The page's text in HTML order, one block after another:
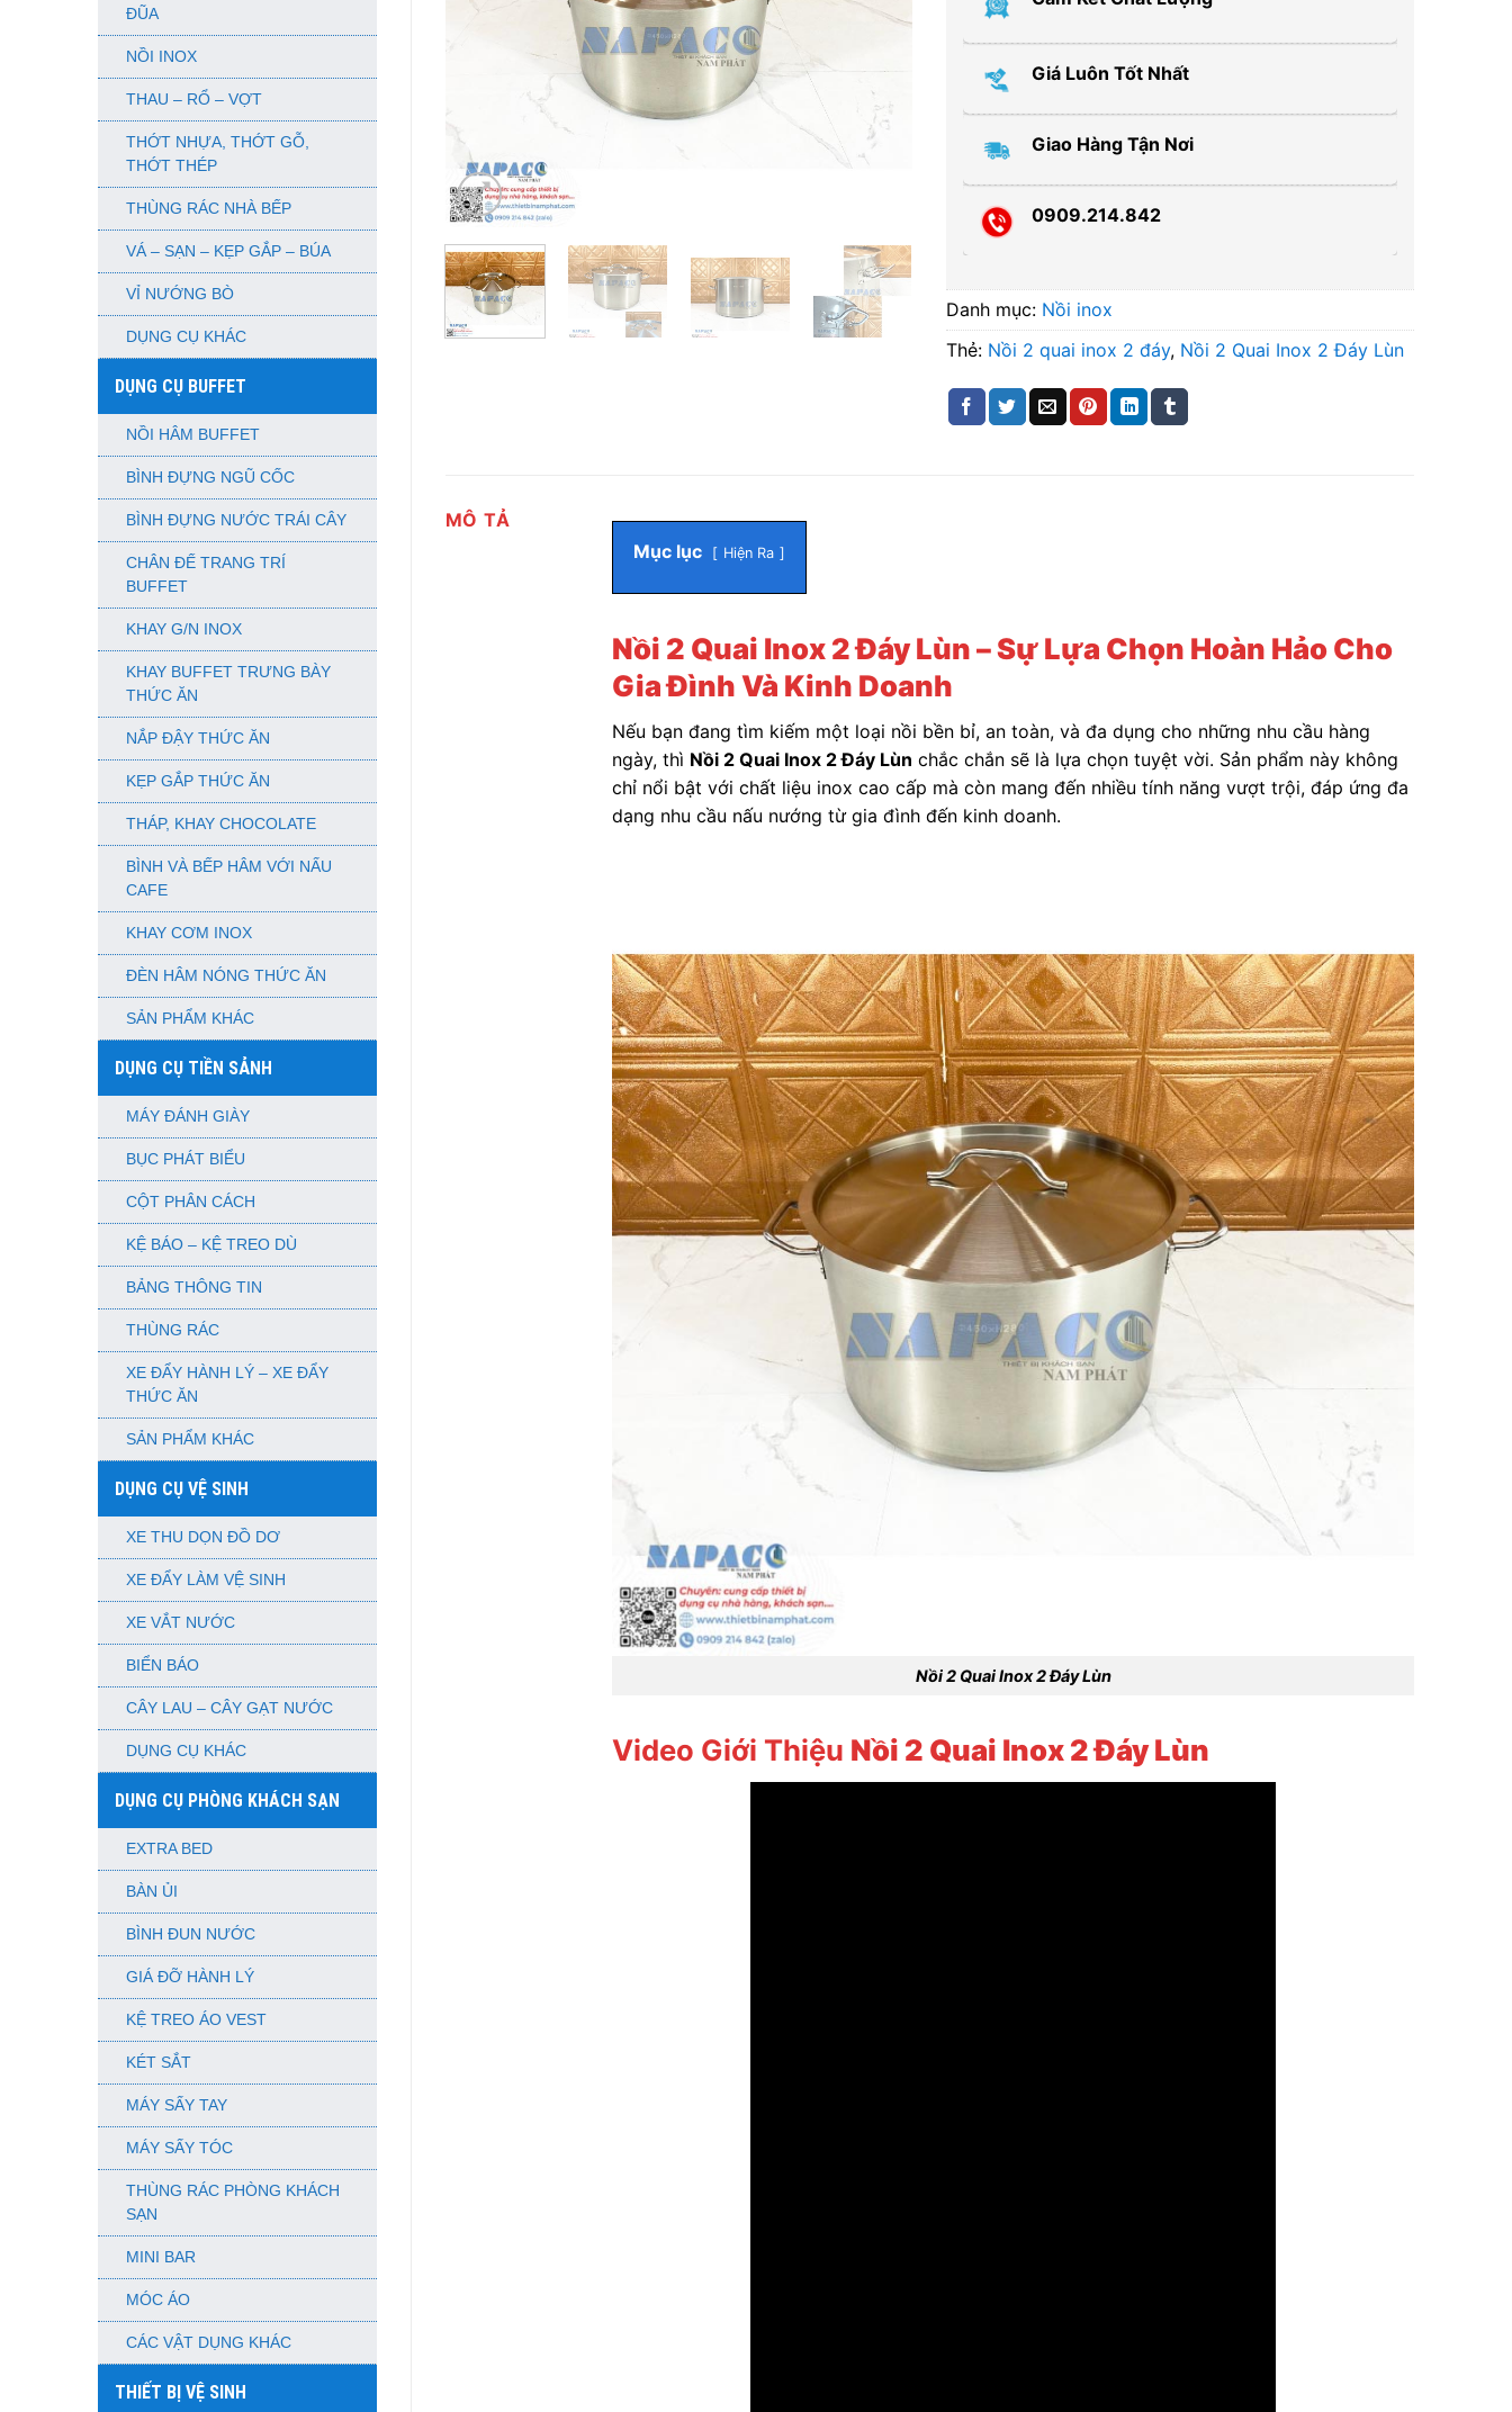
ĐŨA
NỒI INOX
THAU – RỔ – VỢT
THỚT NHỰA, THỚT GỖ,
THỚT THÉP
THÙNG RÁC NHÀ BẾP
VÁ – SẠN – KẸP GẮP – BÚA
VỈ NƯỚNG BÒ
DỤNG CỤ KHÁC
DỤNG CỤ BUFFET
NỒI HÂM BUFFET
BÌNH ĐỰNG NGŨ CỐC
BÌNH ĐỰNG NƯỚC TRÁI CÂY
CHÂN ĐẾ TRANG TRÍ
BUFFET
KHAY G/N INOX
KHAY BUFFET TRƯNG BÀY
THỨC ĂN
NẮP ĐẬY THỨC ĂN
KẸP GẮP THỨC ĂN
THÁP, KHAY CHOCOLATE
BÌNH VÀ BẾP HÂM VỚI NẤU
CAFE
KHAY CƠM INOX
ĐÈN HÂM NÓNG THỨC ĂN
SẢN PHẨM KHÁC
DỤNG CỤ TIỀN SẢNH
MÁY ĐÁNH GIÀY
BỤC PHÁT BIỂU
CỘT PHÂN CÁCH
KỆ BÁO – KỆ TREO DÙ
BẢNG THÔNG TIN
THÙNG RÁC
XE ĐẨY HÀNH LÝ – XE ĐẨY
THỨC ĂN
SẢN PHẨM KHÁC
DỤNG CỤ VỆ SINH
XE THU DỌN ĐỒ DƠ
XE ĐẨY LÀM VỆ SINH
XE VẮT NƯỚC
BIỂN BÁO
CÂY LAU – CÂY GẠT NƯỚC
DỤNG CỤ KHÁC
DỤNG CỤ PHÒNG KHÁCH SẠN
EXTRA BED
BÀN ỦI
BÌNH ĐUN NƯỚC
GIÁ ĐỠ HÀNH LÝ
KỆ TREO ÁO VEST
KÉT SẮT
MÁY SẤY TAY
MÁY SẤY TÓC
THÙNG RÁC PHÒNG KHÁCH
SẠN
MINI BAR
MÓC ÁO
CÁC VẬT DỤNG KHÁC
THIẾT BỊ VỆ SINH
Giá Luôn Tốt Nhất
Giao Hàng Tận Nơi
0909.214.842
Danh mục: Nồi inox
Thẻ: Nồi 2 quai inox 2 đáy, Nồi 2 Quai Inox 2 Đáy Lùn
MÔ TẢ
Mục lục
Hiện Ra
Nồi 2 Quai Inox 2 Đáy Lùn – Sự Lựa Chọn Hoàn Hảo Cho
Gia Đình Và Kinh Doanh
Nếu bạn đang tìm kiếm một loại nồi bền bỉ, an toàn, và đa dụng cho những nhu cầu hàng
ngày, thì Nồi 2 Quai Inox 2 Đáy Lùn chắc chắn sẽ là lựa chọn tuyệt vời. Sản phẩm này không
chỉ nổi bật với chất liệu inox cao cấp mà còn mang đến nhiều tính năng vượt trội, đáp ứng đa
dạng nhu cầu nấu nướng từ gia đình đến kinh doanh.
Nồi 2 Quai Inox 2 Đáy Lùn
Video Giới Thiệu Nồi 2 Quai Inox 2 Đáy Lùn